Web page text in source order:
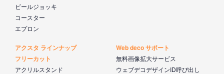
ビールジョッキ
コースター
エプロン
アクスタ ラインナップ
フリーカット
アクリルスタンド
Web deco サポート
無料画像拡大サービス
ウェブデコデザインID呼び出し